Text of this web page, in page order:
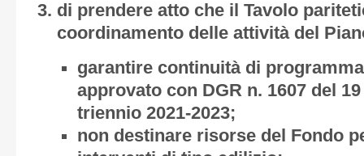
di prendere atto che il Tavolo
coordinamento delle attività del
garantire continuità di
approvato con DGR n. 1607 del
triennio 2021-2023;
non destinare risorse del Fondo